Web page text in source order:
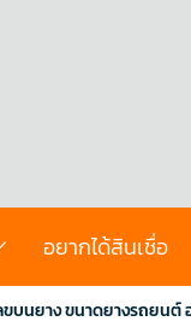
อยากได้สินเชื่อ
บนยาง ขนาดยางรถยนต์